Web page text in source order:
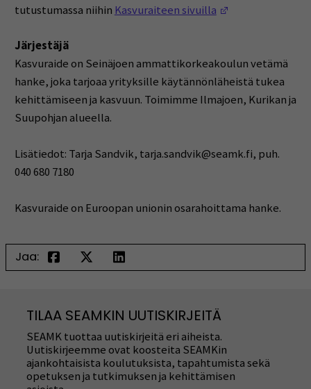
tutustumassa niihin Kasvuraiteen sivuilla
Järjestäjä
Kasvuraide on Seinäjoen ammattikorkeakoulun vetämä
hanke, joka tarjoaa yrityksille käytännönläheistä tukea
kehittämiseen ja kasvuun. Toimimme Ilmajoen, Kurikan ja
Suupohjan alueella.
Lisätiedot: Tarja Sandvik, tarja.sandvik@seamk.fi, puh.
040 680 7180
Kasvuraide on Euroopan unionin osarahoittama hanke.
Jaa:
TILAA SEAMKIN UUTISKIRJEITÄ
SEAMK tuottaa uutiskirjeitä eri aiheista.
Uutiskirjeemme ovat koosteita SEAMKin
ajankohtaisista koulutuksista, tapahtumista sekä
opetuksen ja tutkimuksen ja kehittämisen